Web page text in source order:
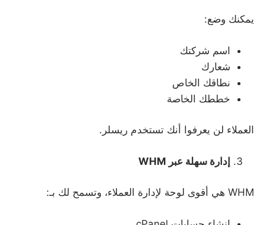
يمكنك وضع:
اسم شركتك
شعارك
نطاقك الخاص
خططك الخاصة
العملاء لن يعرفوا أنك تستخدم ريسلر.
إدارة سهلة عبر
WHM هي أقوى لوحة لإدارة العملاء، وتسمح لك بـ: